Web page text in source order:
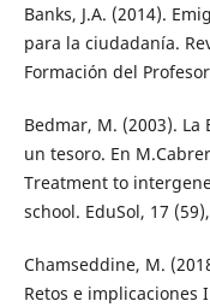
Banks, J.A. (2014).
para la ciudadanía.
Formación del
Bedmar, M. (2003).
un tesoro. En
Treatment to
school. EduSol, 17
Chamseddine, M.
Retos e implicaciones